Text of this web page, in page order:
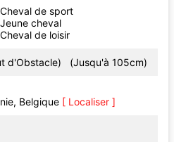
de sport
cheval
de loisir
d'Obstacle) (Jusqu'à 105cm)
Belgique [ Localiser ]